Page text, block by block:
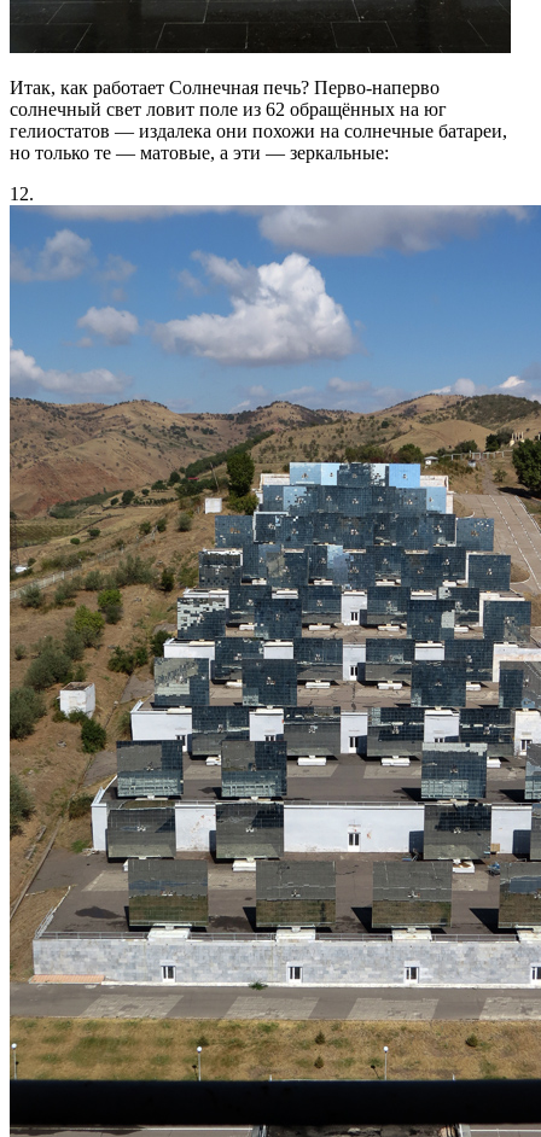
Итак, как работает Солнечная печь? Перво-наперво
солнечный свет ловит поле из 62 обращённых на юг
гелиостатов — издалека они похожи на солнечные батареи,
но только те — матовые, а эти — зеркальные:
12.